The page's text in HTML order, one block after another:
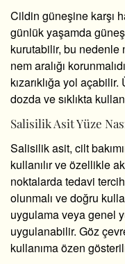
Cildin güneşine karşı
günlük yaşamda
kurutabilir, bu
nem aralığı
kızarıklığa yol
dozda ve sıklıkta
Salisilik Asit Yüze
Salisilik asit, cilt
kullanılır ve özellikle
noktalarda tedavi
olunmalı ve doğru
uygulama veya genel
uygulanabilir. Göz
kullanıma özen